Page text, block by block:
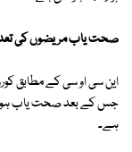
صحت یاب مریضوں کی
ہے۔